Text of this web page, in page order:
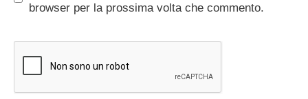
browser per la prossima volta che commento.